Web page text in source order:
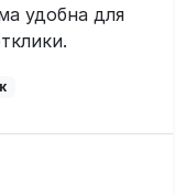
удобна для